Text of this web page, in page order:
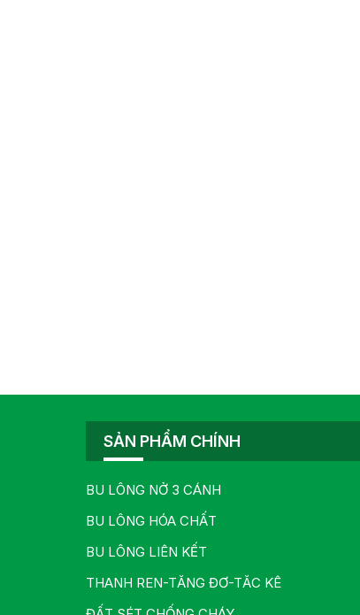
SẢN PHẨM CHÍNH
BU LÔNG NỞ 3 CÁNH
BU LÔNG HÓA CHẤT
BU LÔNG LIÊN KẾT
THANH REN-TĂNG ĐƠ-TĂC KÊ